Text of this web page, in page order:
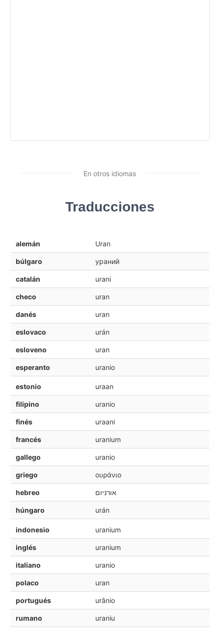
En otros idiomas
Traducciones
alemán Uran
búlgaro ураний
catalán urani
checo uran
danés uran
eslovaco urán
esloveno uran
esperanto uranio
estonio uraan
filipino uranio
finés uraani
francés uranium
gallego uranio
griego ουράνιο
hebreo אורניום
húngaro urán
indonesio uranium
inglés uranium
italiano uranio
polaco uran
portugués urânio
rumano uraniu